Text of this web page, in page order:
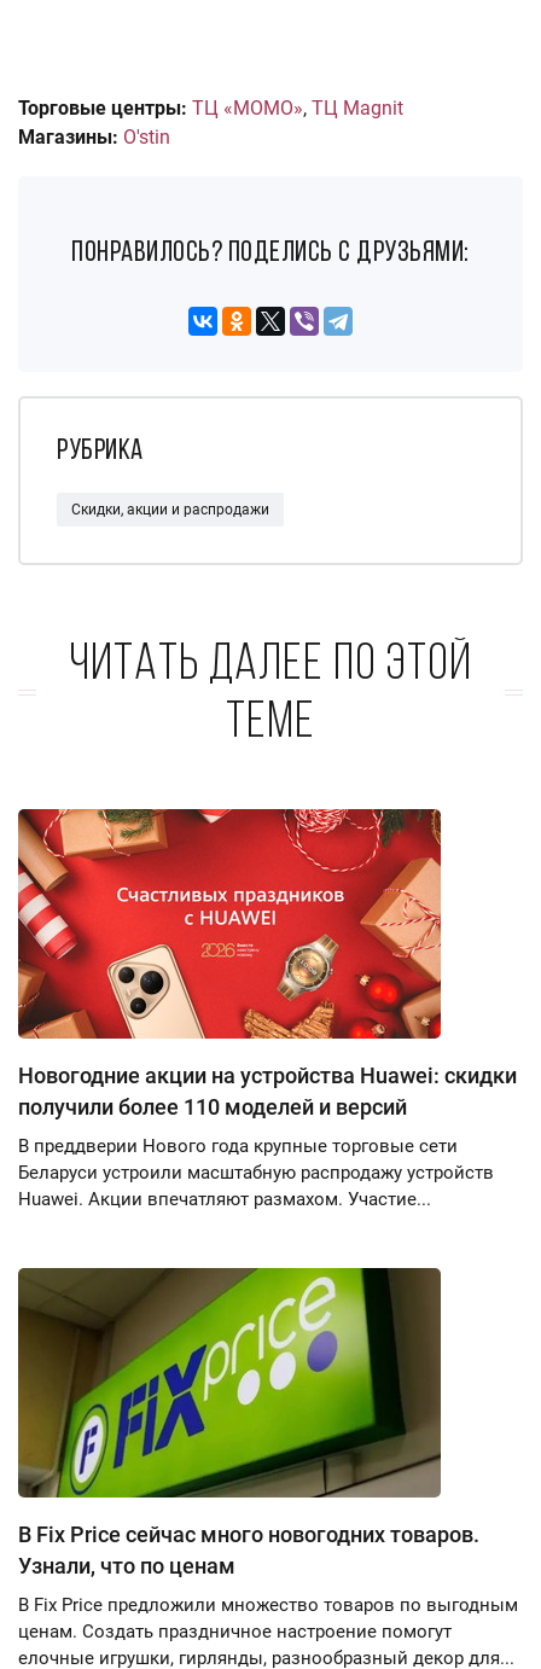
Торговые центры: ТЦ «МОМО», ТЦ Magnit
Магазины: O'stin
понравилось? поделись с друзьями:
Рубрика
Скидки, акции и распродажи
Читать далее по этой
теме
Новогодние акции на устройства Huawei: скидки
получили более 110 моделей и версий
В преддверии Нового года крупные торговые сети
Беларуси устроили масштабную распродажу устройств
Huawei. Акции впечатляют размахом. Участие...
В Fix Price сейчас много новогодних товаров.
Узнали, что по ценам
В Fix Price предложили множество товаров по выгодным
ценам. Создать праздничное настроение помогут
елочные игрушки, гирлянды, разнообразный декор для...